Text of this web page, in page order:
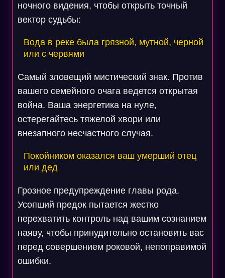
ночного видения, чтобы открыть точный
вектор судьбы:
Вода в реке была грязной, мутной, черной
или с червями
Самый зловещий мистический знак. Против
вашего семейного очага ведется открытая
война. Ваша энергетика на нуле,
остерегайтесь тяжелой хвори или
внезапного несчастного случая.
Покойником оказался ваш умерший отец
или дед
Грозное предупреждение главы рода.
Усопший предок пытается жестко
перехватить контроль над вашим сознанием
наяву, чтобы принудительно остановить вас
перед совершением роковой, непоправимой
ошибки.